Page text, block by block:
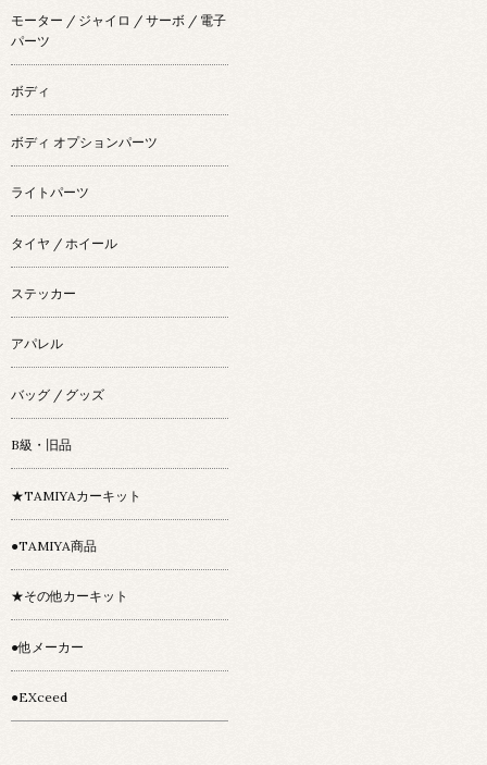
モーター / ジャイロ / サーボ / 電子
パーツ
ボディ
ボディ オプションパーツ
ライトパーツ
タイヤ / ホイール
ステッカー
アパレル
バッグ / グッズ
B級・旧品
★TAMIYAカーキット
●TAMIYA商品
★その他カーキット
●他メーカー
●EXceed